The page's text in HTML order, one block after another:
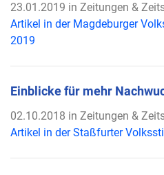
23.01.2019 in Zeitungen &
Artikel in der Magdeburger
2019
Einblicke für mehr
02.10.2018 in Zeitungen &
Artikel in der Staßfurter